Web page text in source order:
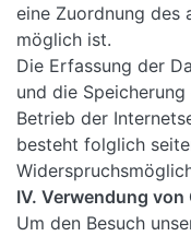
eine Zuordnung des
möglich ist.
Die Erfassung der
und die
Betrieb der
besteht folglich
IV. Verwendung von
Um den Besuch